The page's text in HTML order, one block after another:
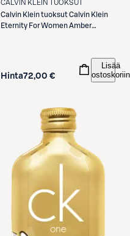
CALVIN KLEIN TUOKSUT
Calvin Klein tuoksutCalvin Klein
Eternity For Women Amber
Hinta72,00 €
Lisää
ostoskoriin